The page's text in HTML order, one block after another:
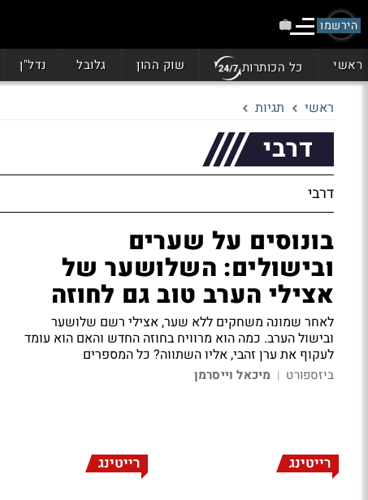
הירשמו
ראשי כל הכותרות שוק ההון גלובל נדל"ן
ראשי תגיות
דרבי
דרבי
בונוסים על שערים
ובישולים: השלושער של
אצילי הערב טוב גם לחוזה
לאחר שמונה משחקים ללא שער, אצילי רשם שלושער
ובישול הערב. כמה הוא מרוויח בחוזה החדש והאם הוא עומד
לעקוף את ערן זהבי, אליו השתווה? כל המספרים
ביזספורט | מיכאל וייסרמן
רייטינג רייטינג